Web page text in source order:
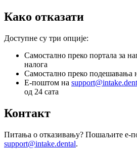
Како отказати
Доступне су три опције:
Самостално преко портала за
налога
Самостално преко подешавања
Е-поштом на
од 24 сата
Контакт
Питања о отказивању? Пошаљите е-
support@intake.dental.